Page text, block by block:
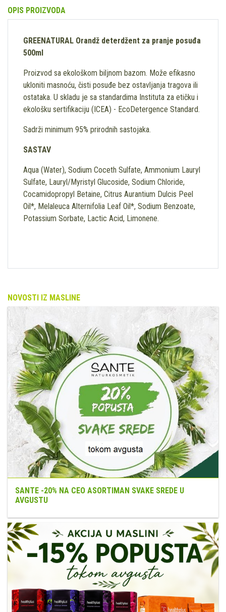
OPIS PROIZVODA
GREENATURAL Orandž deterdžent za pranje posuđa
500ml
Proizvod sa ekološkom biljnom bazom. Može efikasno
ukloniti masnoću, čisti posuđe bez ostavljanja tragova ili
ostataka. U skladu je sa standardima Instituta za etičku i
ekološku sertifikaciju (ICEA) - EcoDetergence Standard.
Sadrži minimum 95% prirodnih sastojaka.
SASTAV
Aqua (Water), Sodium Coceth Sulfate, Ammonium Lauryl
Sulfate, Lauryl/Myristyl Glucoside, Sodium Chloride,
Cocamidopropyl Betaine, Citrus Aurantium Dulcis Peel
Oil*, Melaleuca Alternifolia Leaf Oil*, Sodium Benzoate,
Potassium Sorbate, Lactic Acid, Limonene.
NOVOSTI IZ MASLINE
SANTE -20% NA CEO ASORTIMAN SVAKE SREDE U
AVGUSTU